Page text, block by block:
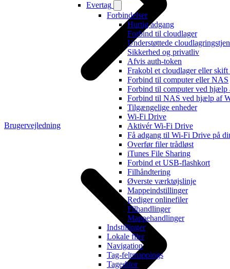
Evertag
Forbindelser
Hurtig adgang
Forbind til cloudlager
Understøttede
Sikkerhed og privatliv
Afvis auth-token
Frakobl et cloudlager eller
Forbind til computer eller NAS
Forbind til computer ved hjælp
Forbind til NAS ved hjælp af
Tilgængelige enheder
Wi-Fi Drive
Aktivér Wi-Fi Drive
Få adgang til Wi-Fi Drive på
Overfør filer trådløst
iTunes File Sharing
Forbind et USB-flashkort
Filhåndtering
Øverste værktøjslinje
Mappeindstillinger
Rediger onlinefiler
Filhandlinger
Mappehandlinger
Indstillinger
Lokale filer
Navigation
Tag-feltmappings
Tageditor
Brugervejledning